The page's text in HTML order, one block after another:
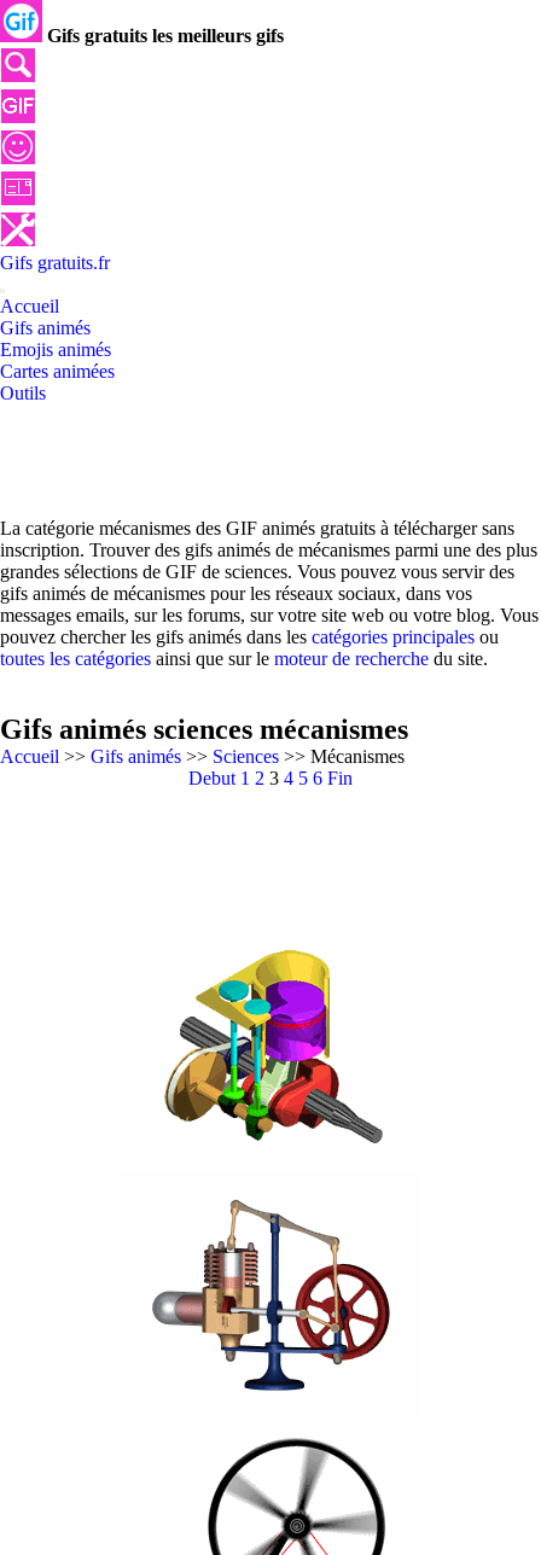
Gifs gratuits les meilleurs gifs
Gifs gratuits.fr
Accueil
Gifs animés
Emojis animés
Cartes animées
Outils
La catégorie mécanismes des GIF animés gratuits à télécharger sans
inscription. Trouver des gifs animés de mécanismes parmi une des plus
grandes sélections de GIF de sciences. Vous pouvez vous servir des
gifs animés de mécanismes pour les réseaux sociaux, dans vos
messages emails, sur les forums, sur votre site web ou votre blog. Vous
pouvez chercher les gifs animés dans les catégories principales ou
toutes les catégories ainsi que sur le moteur de recherche du site.
Gifs animés sciences mécanismes
Accueil >> Gifs animés >> Sciences >> Mécanismes
Debut 1 2 3 4 5 6 Fin